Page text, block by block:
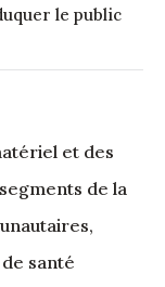
le public
et des
de la
santé